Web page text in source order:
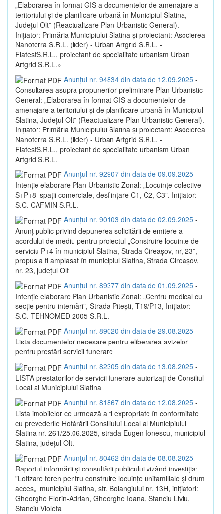
„Elaborarea în format GIS a documentelor de amenajare a
teritoriului și de planificare urbană în Municipiul Slatina,
Județul Olt” (Reactualizare Plan Urbanistic General).
Inițiator: Primăria Municipiului Slatina și proiectant: Asocierea
Nanoterra S.R.L. (lider) - Urban Artgrid S.R.L. -
FiatestS.R.L., proiectant de specialitate urbanism Urban
Artgrid S.R.L.»
Anunțul nr. 94834 din data de 12.09.2025 -
Consultarea asupra propunerilor preliminare Plan Urbanistic
General: „Elaborarea în format GIS a documentelor de
amenajare a teritoriului și de planificare urbană în Municipiul
Slatina, Județul Olt” (Reactualizare Plan Urbanistic General).
Inițiator: Primăria Municipiului Slatina și proiectant: Asocierea
Nanoterra S.R.L. (lider) - Urban Artgrid S.R.L. -
FiatestS.R.L., proiectant de specialitate urbanism Urban
Artgrid S.R.L.
Anunțul nr. 92907 din data de 09.09.2025 -
Intenție elaborare Plan Urbanistic Zonal: „Locuințe colective
S+P+8, spații comerciale, desființare C1, C2, C3”. Inițiator:
S.C. CAFMIN S.R.L.
Anunțul nr. 90103 din data de 02.09.2025 -
Anunț public privind depunerea solicitării de emitere a
acordului de mediu pentru proiectul „Construire locuințe de
serviciu P+4 în municipiul Slatina, Strada Cireașov, nr, 23”,
propus a fi amplasat în municipiul Slatina, Strada Cireașov,
nr. 23, județul Olt
Anunțul nr. 89377 din data de 01.09.2025 -
Intenție elaborare Plan Urbanistic Zonal: „Centru medical cu
secție pentru internări”, Strada Pitești, T19/P13, Inițiator:
S.C. TEHNOMED 2005 S.R.L.
Anunțul nr. 89020 din data de 29.08.2025 -
Lista documentelor necesare pentru eliberarea avizelor
pentru prestări servicii funerare
Anunțul nr. 82305 din data de 13.08.2025 -
LISTA prestatorilor de servicii funerare autorizaţi de Consiliul
Local al Municipiului Slatina
Anunțul nr. 81867 din data de 12.08.2025 -
Lista imobilelor ce urmează a fi expropriate în conformitate
cu prevederile Hotărării Consiliului Local al Municipiului
Slatina nr. 261/25.06.2025, strada Eugen Ionescu, municipiul
Slatina, județul Olt.
Anunțul nr. 80462 din data de 08.08.2025 -
Raportul informării și consultării publicului vizând investiția:
”Lotizare teren pentru construire locuințe unifamiliale și drum
acces„, municipiul Slatina, str. Boiangiului nr. 13H, inițiatori:
Gheorghe Florin-Adrian, Gheorghe Ioana, Stanciu Liviu,
Stanciu Violeta